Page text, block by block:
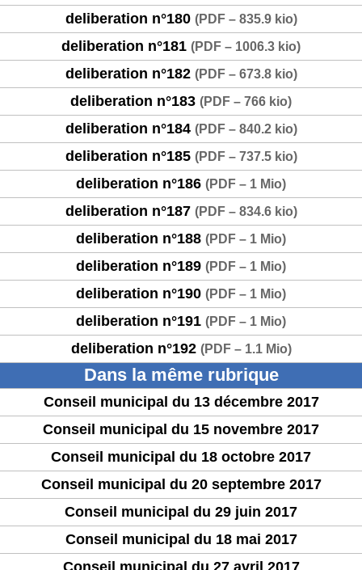
deliberation n°180 (PDF – 835.9 kio)
deliberation n°181 (PDF – 1006.3 kio)
deliberation n°182 (PDF – 673.8 kio)
deliberation n°183 (PDF – 766 kio)
deliberation n°184 (PDF – 840.2 kio)
deliberation n°185 (PDF – 737.5 kio)
deliberation n°186 (PDF – 1 Mio)
deliberation n°187 (PDF – 834.6 kio)
deliberation n°188 (PDF – 1 Mio)
deliberation n°189 (PDF – 1 Mio)
deliberation n°190 (PDF – 1 Mio)
deliberation n°191 (PDF – 1 Mio)
deliberation n°192 (PDF – 1.1 Mio)
Dans la même rubrique
Conseil municipal du 13 décembre 2017
Conseil municipal du 15 novembre 2017
Conseil municipal du 18 octobre 2017
Conseil municipal du 20 septembre 2017
Conseil municipal du 29 juin 2017
Conseil municipal du 18 mai 2017
Conseil municipal du 27 avril 2017